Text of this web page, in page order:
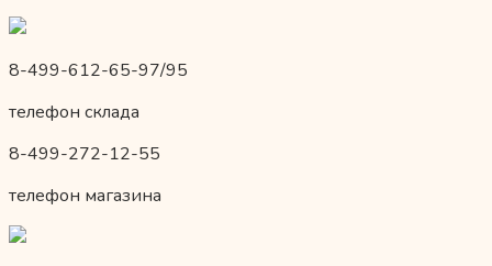
8-499-612-65-97/95
телефон склада
8-499-272-12-55
телефон магазина